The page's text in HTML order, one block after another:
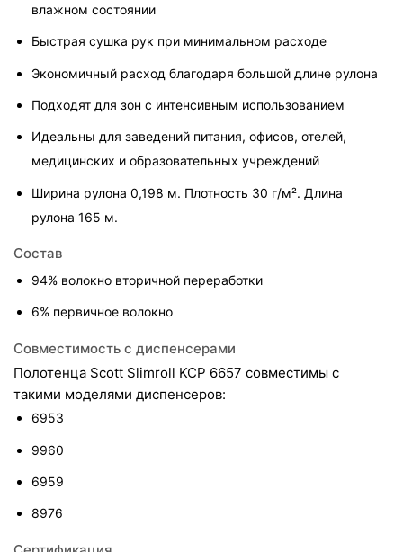
влажном состоянии
Быстрая сушка рук при минимальном расходе
Экономичный расход благодаря большой длине рулона
Подходят для зон с интенсивным использованием
Идеальны для заведений питания, офисов, отелей,
медицинских и образовательных учреждений
Ширина рулона 0,198 м. Плотность 30 г/м². Длина
рулона 165 м.
Состав
94% волокно вторичной переработки
6% первичное волокно
Совместимость с диспенсерами
Полотенца Scott Slimroll KCP 6657 совместимы с
такими моделями диспенсеров:
6953
9960
6959
8976